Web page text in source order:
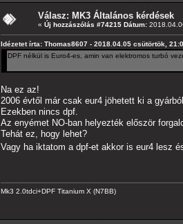
Válasz: MK3 Általános kérdések
« Új hozzászólás #74215 Dátum:
Idézetet írta: Thomas8607 - 2018.04.05 csütörtök,
DPF nélkül is Euro4-es, amin van elektromos turbó
Na ez az!
2006 évtől már csak eur4 jöhetett ki a
Ezekben nincs dpf.
Az enyémet NO-ban helyezték először
Tehát ez, hogy lehet?
Vagy ha iktatom a dpf-et akkor is eur4 lesz
Mk3 2.0tdci+DPF Titanium X (N7BB)